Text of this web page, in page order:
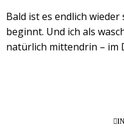
Bald ist es endlich
beginnt. Und ich als
natürlich mittendrin – im